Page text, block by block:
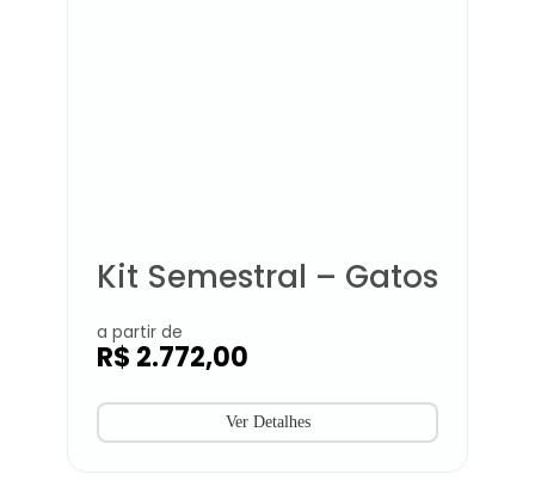
Kit Semestral – Gatos
a partir de
R$ 2.772,00
Ver Detalhes